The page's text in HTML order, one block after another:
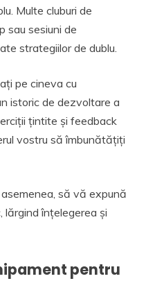
Multe cluburi de
sau sesiuni de
strategiilor de dublu.
pe cineva cu
istoric de dezvoltare a
țintite și feedback
vostru să îmbunătățiți
să vă expună
lărgind înțelegerea și
pentru